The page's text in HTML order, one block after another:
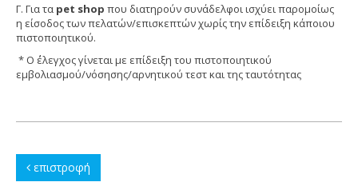
Γ. Για τα pet shop που διατηρούν συνάδελφοι ισχύει παρομοίως
η είσοδος των πελατών/επισκεπτών χωρίς την επίδειξη κάποιου
πιστοποιητικού.
* Ο ΄έλεγχος γίνεται με επίδειξη του πιστοποιητικού
εμβολιασμού/νόσησης/αρνητικού τεστ και της ταυτότητας
επιστροφή